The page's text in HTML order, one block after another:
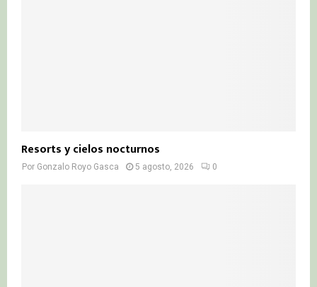
Resorts y cielos nocturnos
Por Gonzalo Royo Gasca 5 agosto, 2026 0